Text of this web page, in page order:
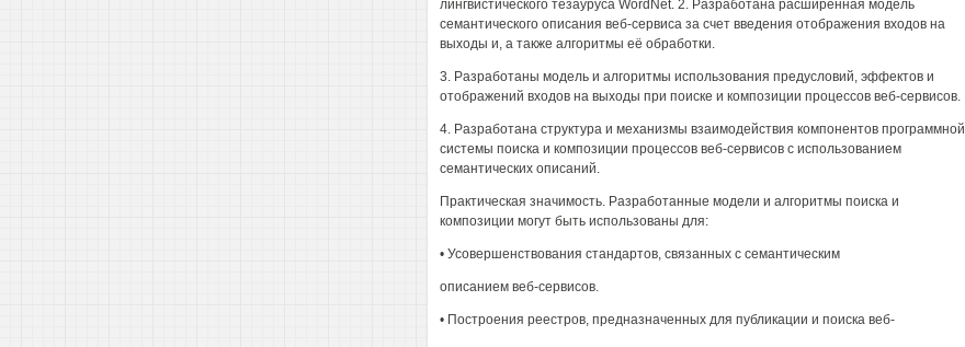
лингвистического тезауруса WordNet. 2. Разработана расширенная модель
семантического описания веб-сервиса за счет введения отображения входов на
выходы и, а также алгоритмы её обработки.
3. Разработаны модель и алгоритмы использования предусловий, эффектов и
отображений входов на выходы при поиске и композиции процессов веб-сервисов.
4. Разработана структура и механизмы взаимодействия компонентов программной
системы поиска и композиции процессов веб-сервисов с использованием
семантических описаний.
Практическая значимость. Разработанные модели и алгоритмы поиска и
композиции могут быть использованы для:
• Усовершенствования стандартов, связанных с семантическим
описанием веб-сервисов.
• Построения реестров, предназначенных для публикации и поиска веб-